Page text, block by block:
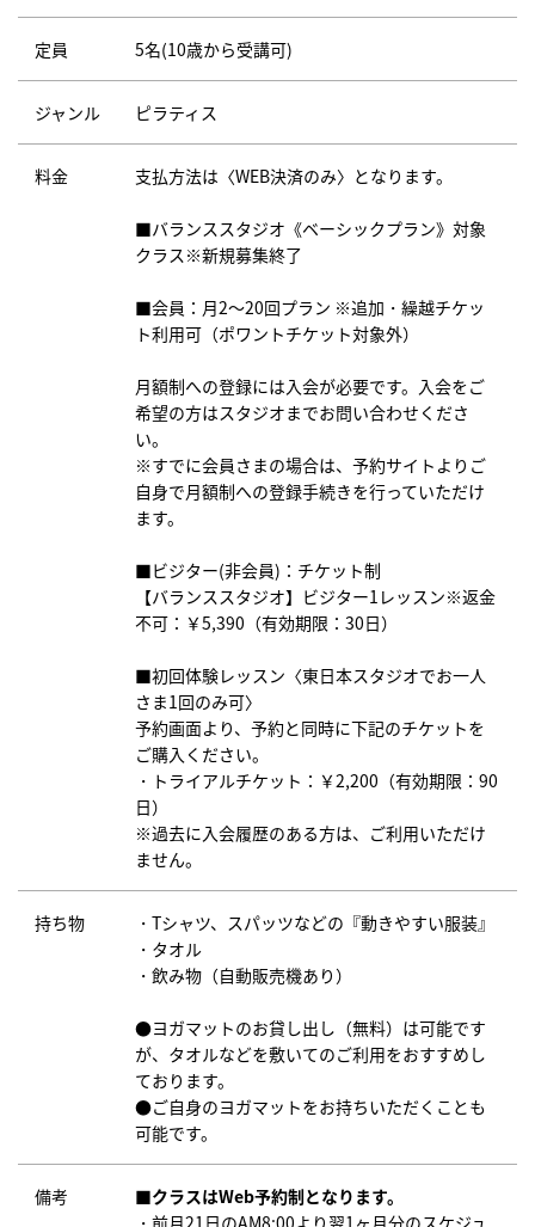
定員 5名(10歳から受講可)
ジャンル ピラティス
料金 支払方法は〈WEB決済のみ〉となります。
■バランススタジオ《ベーシックプラン》対象
クラス※新規募集終了
■会員：月2～20回プラン ※追加・繰越チケッ
ト利用可（ポワントチケット対象外）
月額制への登録には入会が必要です。入会をご
希望の方はスタジオまでお問い合わせくださ
い。
※すでに会員さまの場合は、予約サイトよりご
自身で月額制への登録手続きを行っていただけ
ます。
■ビジター(非会員)：チケット制
【バランススタジオ】ビジター1レッスン※返金
不可：￥5,390（有効期限：30日）
■初回体験レッスン〈東日本スタジオでお一人
さま1回のみ可〉
予約画面より、予約と同時に下記のチケットを
ご購入ください。
・トライアルチケット：￥2,200（有効期限：90
日）
※過去に入会履歴のある方は、ご利用いただけ
ません。
持ち物
・Tシャツ、スパッツなどの『動きやすい服装』
・タオル
・飲み物（自動販売機あり）
●ヨガマットのお貸し出し（無料）は可能です
が、タオルなどを敷いてのご利用をおすすめし
ております。
●ご自身のヨガマットをお持ちいただくことも
可能です。
備考
■クラスはWeb予約制となります。